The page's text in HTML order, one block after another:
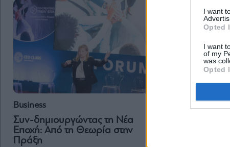
I want
Opted
I want
of my
was
Opted
Business
Συν-δημιουργώντας τη Νέα
Εποχή: Από τη Θεωρία στην
Πράξη